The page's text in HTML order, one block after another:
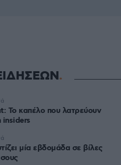
Το καπέλο που λατρεύουν
insiders
μία εβδομάδα σε βίλες